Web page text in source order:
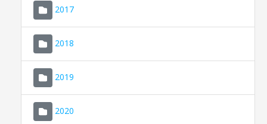
2017
2018
2019
2020